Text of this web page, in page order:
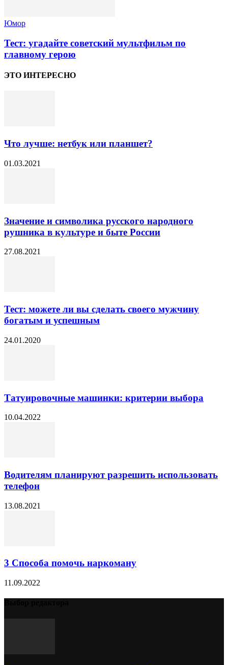
Юмор
Тест: угадайте советский мультфильм по
главному герою
ЭТО ИНТЕРЕСНО
Что лучше: нетбук или планшет?
01.03.2021
Значение и символика русского народного
рушника в культуре и быте России
27.08.2021
Тест: можете ли вы сделать своего мужчину
богатым и успешным
24.01.2020
Татуировочные машинки: критерии выбора
10.04.2022
Водителям планируют разрешить использовать
телефон
13.08.2021
3 Способа помочь наркоману
11.09.2022